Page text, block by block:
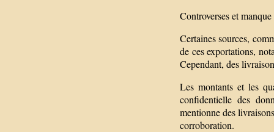
Controverses et
Certaines sources,
de ces exportations,
Cependant, des
Les montants et les
confidentielle des
mentionne des
corroboration.